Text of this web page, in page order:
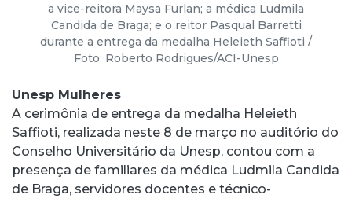
a vice-reitora Maysa Furlan; a médica Ludmila
Candida de Braga; e o reitor Pasqual Barretti
durante a entrega da medalha Heleieth Saffioti /
Foto: Roberto Rodrigues/ACI-Unesp
Unesp Mulheres
A cerimônia de entrega da medalha Heleieth
Saffioti, realizada neste 8 de março no auditório do
Conselho Universitário da Unesp, contou com a
presença de familiares da médica Ludmila Candida
de Braga, servidores docentes e técnico-